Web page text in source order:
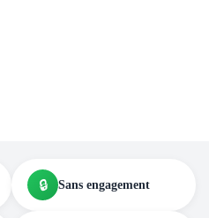
comparés
locales vérifiées
incluses
🔒 Sans engagement